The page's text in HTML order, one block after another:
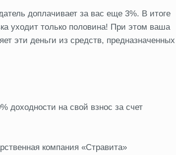
доплачивает за вас еще 3%. В итоге
уходит только половина! При этом ваша
эти деньги из средств, предназначенных
доходности на свой взнос за счет
компания «Стравита»